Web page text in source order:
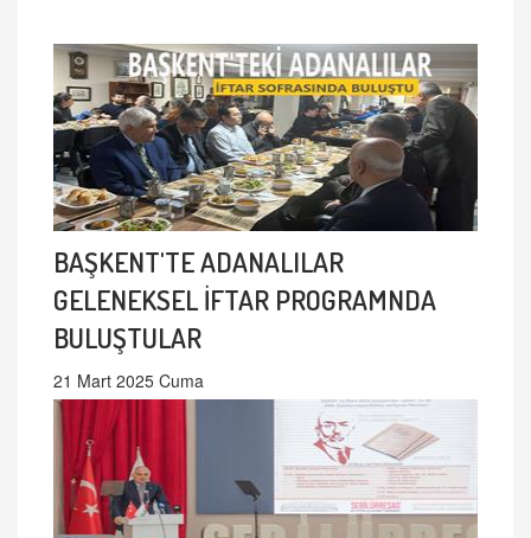
BAŞKENT'TE ADANALILAR
GELENEKSEL İFTAR PROGRAMNDA
BULUŞTULAR
21 Mart 2025 Cuma